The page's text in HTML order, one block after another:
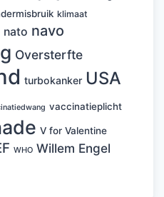
klimaat
nato navo
Oversterfte
turbokanker USA
vaccinatieplicht
V for Valentine
WHO Willem Engel